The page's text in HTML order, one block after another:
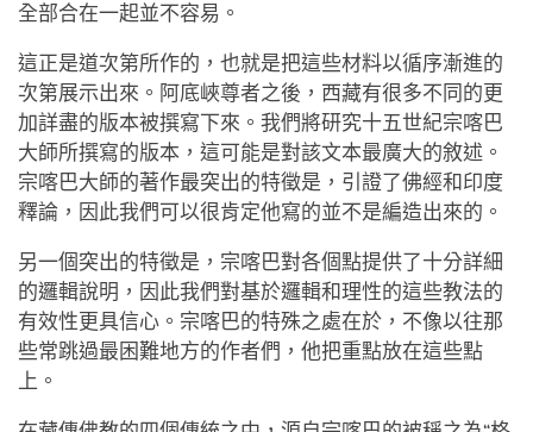
全部合在一起並不容易。
這正是道次第所作的，也就是把這些材料以循序漸進的
次第展示出來。阿底峽尊者之後，西藏有很多不同的更
加詳盡的版本被撰寫下來。我們將研究十五世紀宗喀巴
大師所撰寫的版本，這可能是對該文本最廣大的敘述。
宗喀巴大師的著作最突出的特徵是，引證了佛經和印度
釋論，因此我們可以很肯定他寫的並不是編造出來的。
另一個突出的特徵是，宗喀巴對各個點提供了十分詳細
的邏輯說明，因此我們對基於邏輯和理性的這些教法的
有效性更具信心。宗喀巴的特殊之處在於，不像以往那
些常跳過最困難地方的作者們，他把重點放在這些點
上。